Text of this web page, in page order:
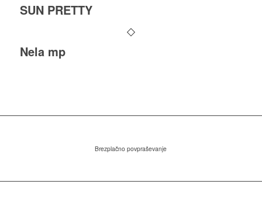
SUN PRETTY
Nela mp
Brezplačno povpraševanje